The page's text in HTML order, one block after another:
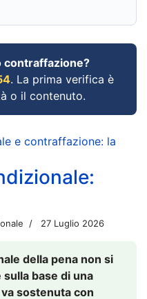
contraffazione?
. La prima verifica è
o il contenuto.
e contraffazione: la
27 Luglio 2026
della pena non si
base di una
sostenuta con